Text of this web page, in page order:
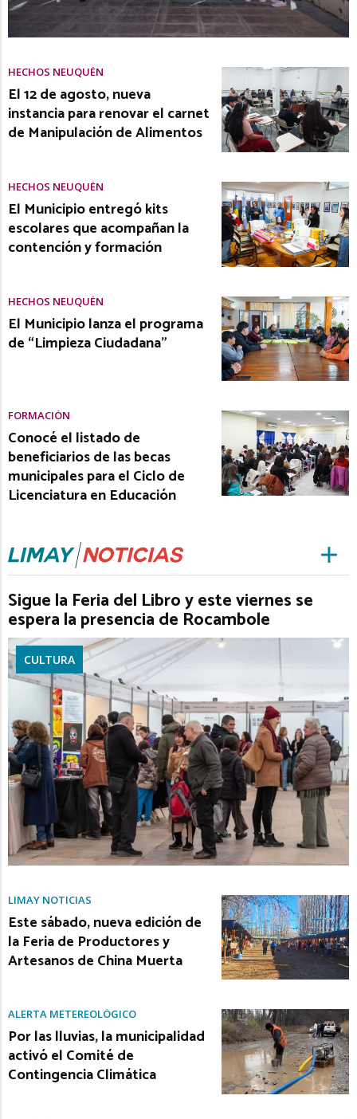
HECHOS NEUQUÉN
El 12 de agosto, nueva
instancia para renovar el carnet
de Manipulación de Alimentos
HECHOS NEUQUÉN
El Municipio entregó kits
escolares que acompañan la
contención y formación
HECHOS NEUQUÉN
El Municipio lanza el programa
de “Limpieza Ciudadana”
FORMACIÓN
Conocé el listado de
beneficiarios de las becas
municipales para el Ciclo de
Licenciatura en Educación
Sigue la Feria del Libro y este viernes se
espera la presencia de Rocambole
CULTURA
LIMAY NOTICIAS
Este sábado, nueva edición de
la Feria de Productores y
Artesanos de China Muerta
ALERTA METEREOLÓGICO
Por las lluvias, la municipalidad
activó el Comité de
Contingencia Climática